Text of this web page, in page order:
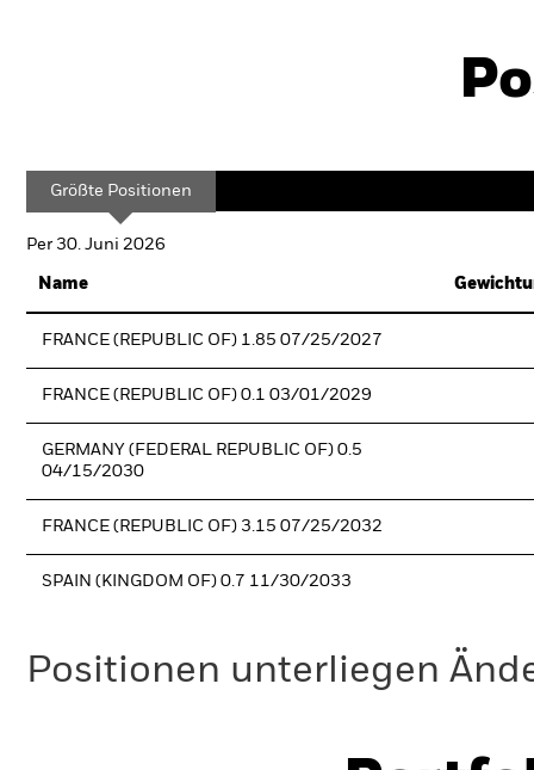
Größte Positionen
Per 30. Juni 2026
Name
FRANCE (REPUBLIC OF) 1.85 07/25/2027
FRANCE (REPUBLIC OF) 0.1 03/01/2029
GERMANY (FEDERAL REPUBLIC OF) 0.5
04/15/2030
FRANCE (REPUBLIC OF) 3.15 07/25/2032
SPAIN (KINGDOM OF) 0.7 11/30/2033
Positionen unterliegen